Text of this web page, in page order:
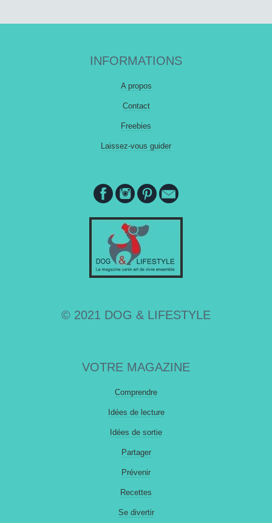
INFORMATIONS
A propos
Contact
Freebies
Laissez-vous guider
© 2021 DOG & LIFESTYLE
VOTRE MAGAZINE
Comprendre
Idées de lecture
Idées de sortie
Partager
Prévenir
Recettes
Se divertir